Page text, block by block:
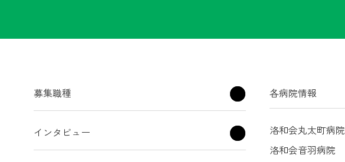
募集職種
インタビュー
各病院情報
洛和会丸太町病院
洛和会音羽病院